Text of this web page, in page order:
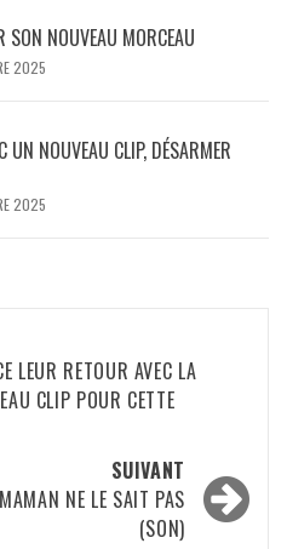
SON NOUVEAU MORCEAU
2025
UN NOUVEAU CLIP, DÉSARMER
2025
LEUR RETOUR AVEC LA
CLIP POUR CETTE
SUIVANT
NE LE SAIT PAS
(SON)